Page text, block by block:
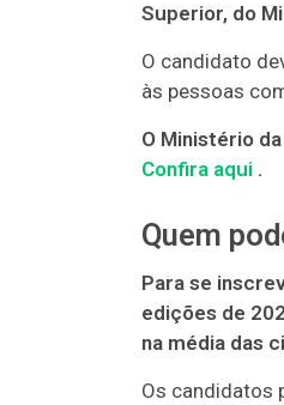
Superior, do
O candidato
às pessoas
O Ministério
Confira aqui.
Quem
Para se
edições de
na média das
Os candidatos